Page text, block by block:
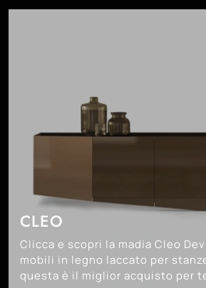
CLEO
Clicca e scopri la madia Cleo
mobili in legno laccato per
questa è il miglior acquisto per